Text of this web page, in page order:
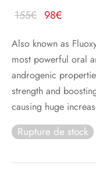
155€ Le
initial
était :
155€.
98€
actuel
est :
98€.
Also known as
most powerful oral
androgenic
strength and
causing huge
Rupture de stock